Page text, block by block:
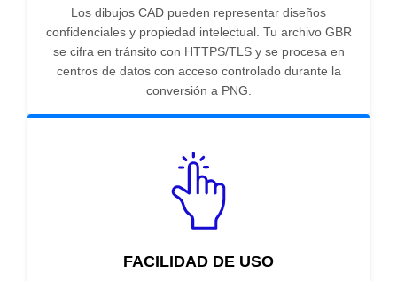
Los dibujos CAD pueden representar diseños
confidenciales y propiedad intelectual. Tu archivo GBR
se cifra en tránsito con HTTPS/TLS y se procesa en
centros de datos con acceso controlado durante la
conversión a PNG.
FACILIDAD DE USO